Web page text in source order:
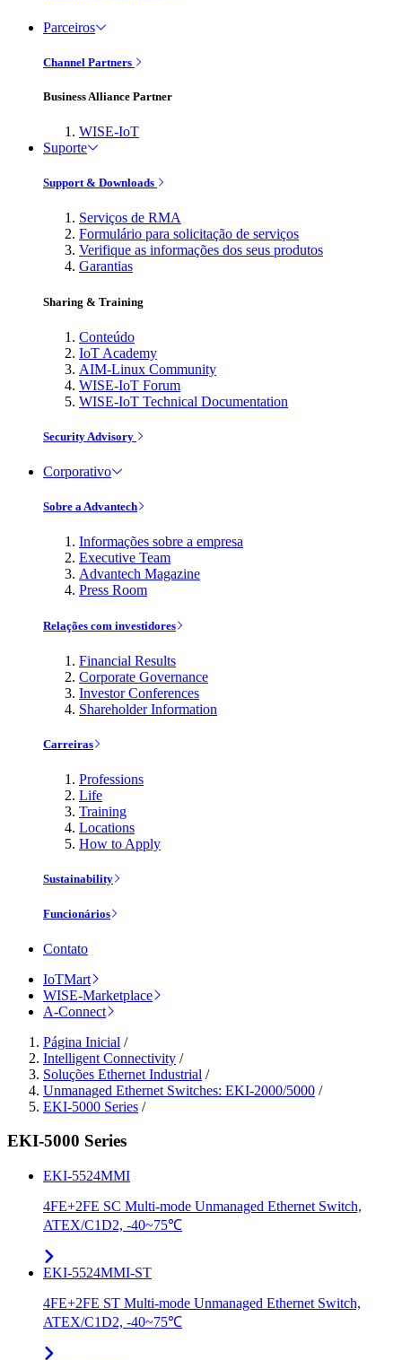
Parceiros
Channel Partners
Business Alliance Partner
WISE-IoT
Suporte
Support & Downloads
Serviços de RMA
Formulário para solicitação de serviços
Verifique as informações dos seus produtos
Garantias
Sharing & Training
Conteúdo
IoT Academy
AIM-Linux Community
WISE-IoT Forum
WISE-IoT Technical Documentation
Security Advisory
Corporativo
Sobre a Advantech
Informações sobre a empresa
Executive Team
Advantech Magazine
Press Room
Relações com investidores
Financial Results
Corporate Governance
Investor Conferences
Shareholder Information
Carreiras
Professions
Life
Training
Locations
How to Apply
Sustainability
Funcionários
Contato
IoTMart
WISE-Marketplace
A-Connect
Página Inicial /
Intelligent Connectivity /
Soluções Ethernet Industrial /
Unmanaged Ethernet Switches: EKI-2000/5000 /
EKI-5000 Series /
EKI-5000 Series
EKI-5524MMI
4FE+2FE SC Multi-mode Unmanaged Ethernet Switch,
ATEX/C1D2, -40~75℃
EKI-5524MMI-ST
4FE+2FE ST Multi-mode Unmanaged Ethernet Switch,
ATEX/C1D2, -40~75℃